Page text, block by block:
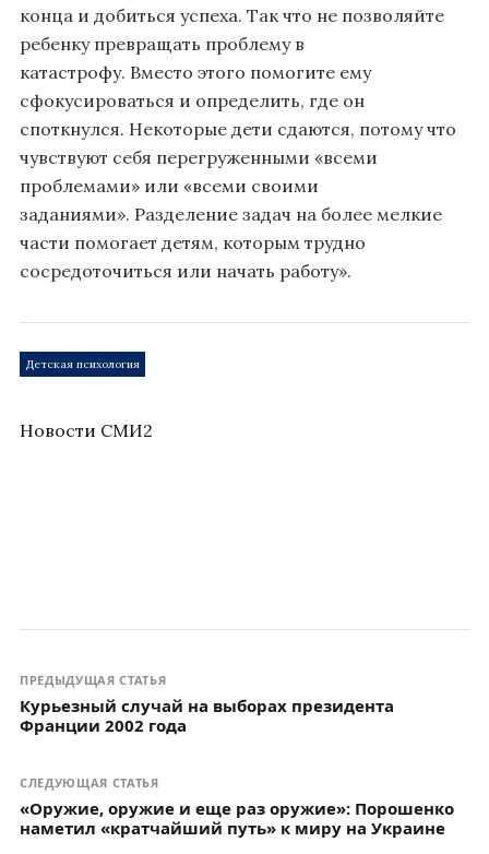
конца и добиться успеха. Так что не позволяйте
ребенку превращать проблему в
катастрофу. Вместо этого помогите ему
сфокусироваться и определить, где он
споткнулся. Некоторые дети сдаются, потому что
чувствуют себя перегруженными «всеми
проблемами» или «всеми своими
заданиями». Разделение задач на более мелкие
части помогает детям, которым трудно
сосредоточиться или начать работу».
Детская психология
Новости СМИ2
ПРЕДЫДУЩАЯ СТАТЬЯ
Курьезный случай на выборах президента
Франции 2002 года
СЛЕДУЮЩАЯ СТАТЬЯ
«Оружие, оружие и еще раз оружие»: Порошенко
наметил «кратчайший путь» к миру на Украине